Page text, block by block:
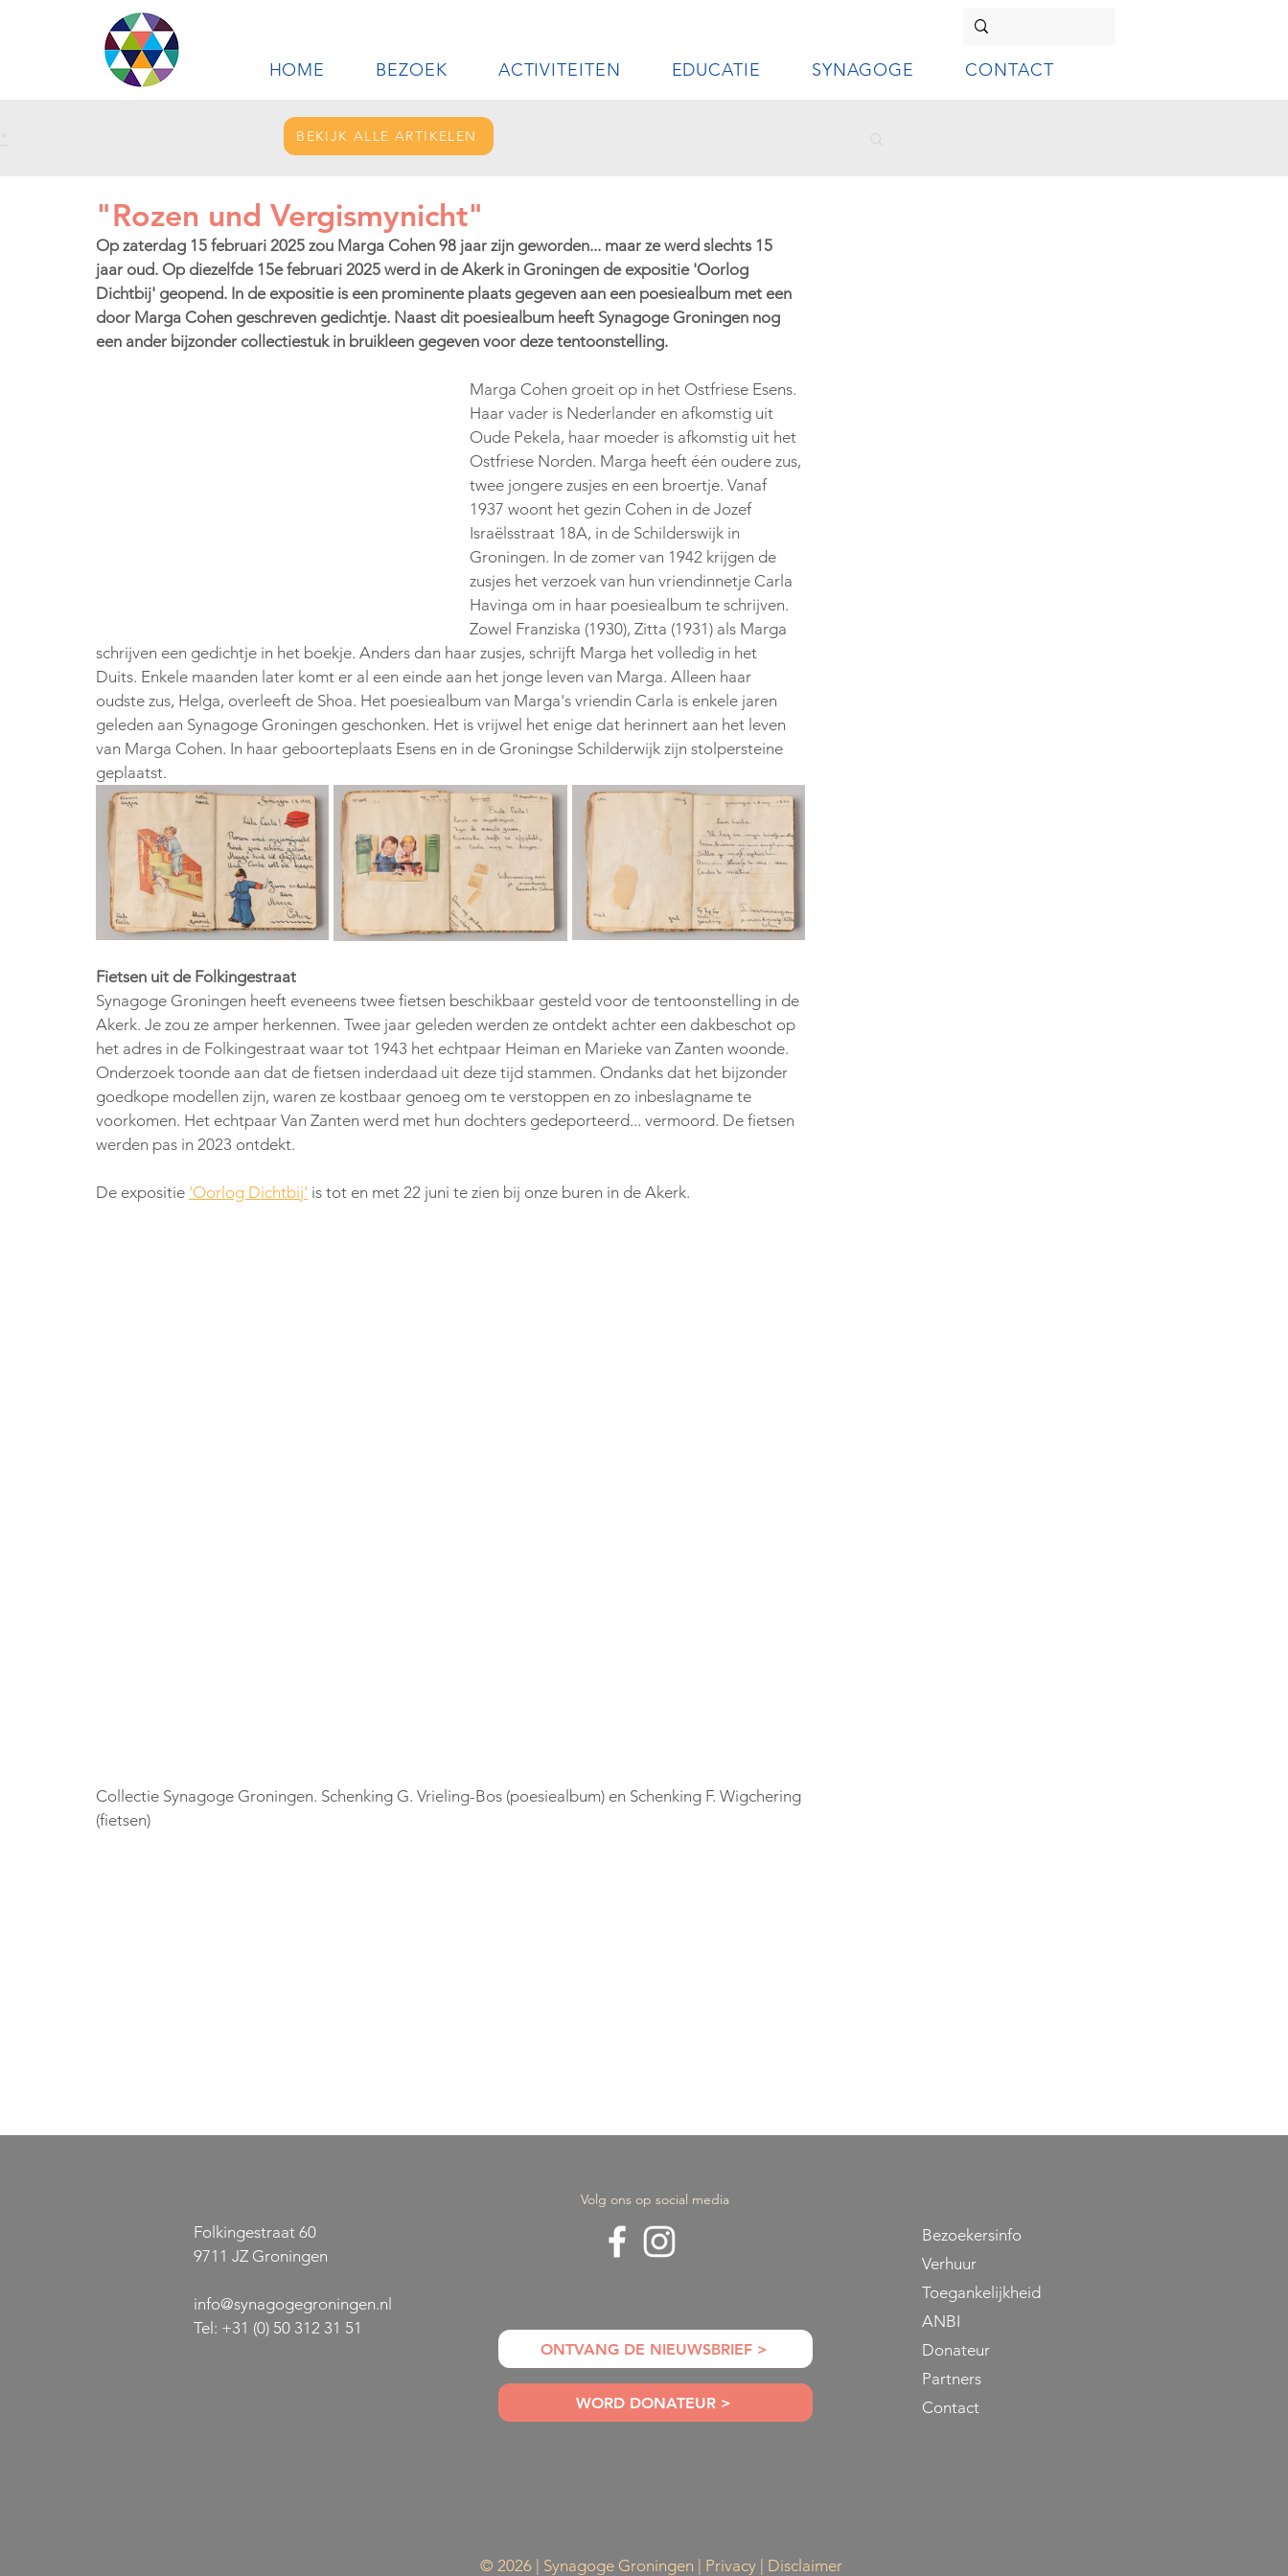
HOME BEZOEK ACTIVITEITEN EDUCATIE SYNAGOGE CONTACT
"Rozen und Vergismynicht"
Op zaterdag 15 februari 2025 zou Marga Cohen 98 jaar zijn geworden... maar ze werd slechts 15
jaar oud. Op diezelfde 15e februari 2025 werd in de Akerk in Groningen de expositie 'Oorlog
Dichtbij' geopend. In de expositie is een prominente plaats gegeven aan een poesiealbum met een
door Marga Cohen geschreven gedichtje. Naast dit poesiealbum heeft Synagoge Groningen nog
een ander bijzonder collectiestuk in bruikleen gegeven voor deze tentoonstelling.
Marga Cohen groeit op in het Ostfriese Esens.
Haar vader is Nederlander en afkomstig uit
Oude Pekela, haar moeder is afkomstig uit het
Ostfriese Norden. Marga heeft één oudere zus,
twee jongere zusjes en een broertje. Vanaf
1937 woont het gezin Cohen in de Jozef
Israëlsstraat 18A, in de Schilderswijk in
Groningen. In de zomer van 1942 krijgen de
zusjes het verzoek van hun vriendinnetje Carla
Havinga om in haar poesiealbum te schrijven.
Zowel Franziska (1930), Zitta (1931) als Marga
schrijven een gedichtje in het boekje. Anders dan haar zusjes, schrijft Marga het volledig in het
Duits. Enkele maanden later komt er al een einde aan het jonge leven van Marga. Alleen haar
oudste zus, Helga, overleeft de Shoa. Het poesiealbum van Marga's vriendin Carla is enkele jaren
geleden aan Synagoge Groningen geschonken. Het is vrijwel het enige dat herinnert aan het leven
van Marga Cohen. In haar geboorteplaats Esens en in de Groningse Schilderwijk zijn stolpersteine
geplaatst.
Fietsen uit de Folkingestraat
Synagoge Groningen heeft eveneens twee fietsen beschikbaar gesteld voor de tentoonstelling in de
Akerk. Je zou ze amper herkennen. Twee jaar geleden werden ze ontdekt achter een dakbeschot op
het adres in de Folkingestraat waar tot 1943 het echtpaar Heiman en Marieke van Zanten woonde.
Onderzoek toonde aan dat de fietsen inderdaad uit deze tijd stammen. Ondanks dat het bijzonder
goedkope modellen zijn, waren ze kostbaar genoeg om te verstoppen en zo inbeslagname te
voorkomen. Het echtpaar Van Zanten werd met hun dochters gedeporteerd... vermoord. De fietsen
werden pas in 2023 ontdekt.
De expositie 'Oorlog Dichtbij' is tot en met 22 juni te zien bij onze buren in de Akerk.
Collectie Synagoge Groningen. Schenking G. Vrieling-Bos (poesiealbum) en Schenking F. Wigchering
(fietsen)
Gratis concert: Het lied van
Jazz-sensatie Gabriel
Palatchi komt naar
traditie
BEKIJK ALLE ARTIKELEN
Volg ons op social media
Folkingestraat 60
9711 JZ Groningen
info@synagogegroningen.nl
Tel: +31 (0) 50 312 31 51
ONTVANG DE NIEUWSBRIEF >
WORD DONATEUR >
Bezoekersinfo
Verhuur
Toegankelijkheid
ANBI
Donateur
Partners
Contact
© 2026 | Synagoge Groningen | Privacy Disclaimer